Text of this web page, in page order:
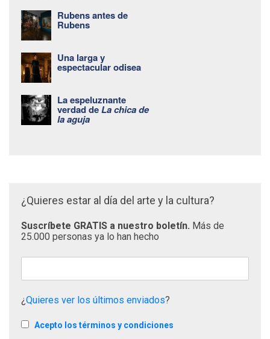
Rubens antes de
Rubens
Una larga y
espectacular odisea
La espeluznante
verdad deLa chica de
la aguja
¿Quieres estar al día del arte y la cultura?
Suscríbete GRATIS a nuestro boletín. Más de
25.000 personas ya lo han hecho
¿Quieres ver los últimos enviados?
Acepto los términos y condiciones